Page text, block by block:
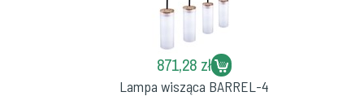
871,28 zł
Lampa wisząca BARREL-4